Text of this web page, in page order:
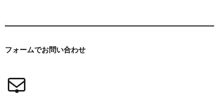
フォームでお問い合わせ